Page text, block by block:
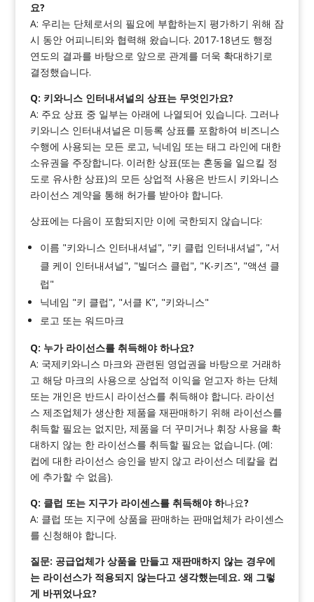
요?
A: 우리는 단체로서의 필요에 부합하는지 평가하기 위해 잠
시 동안 어피니티와 협력해 왔습니다. 2017-18년도 행정
연도의 결과를 바탕으로 앞으로 관계를 더욱 확대하기로
결정했습니다.
Q: 키와니스 인터내셔널의 상표는 무엇인가요?
A: 주요 상표 중 일부는 아래에 나열되어 있습니다. 그러나
키와니스 인터내셔널은 미등록 상표를 포함하여 비즈니스
수행에 사용되는 모든 로고, 닉네임 또는 태그 라인에 대한
소유권을 주장합니다. 이러한 상표(또는 혼동을 일으킬 정
도로 유사한 상표)의 모든 상업적 사용은 반드시 키와니스
라이선스 계약을 통해 허가를 받아야 합니다.
상표에는 다음이 포함되지만 이에 국한되지 않습니다:
이름 "키와니스 인터내셔널", "키 클럽 인터내셔널", "서
클 케이 인터내셔널", "빌더스 클럽", "K-키즈", "액션 클
럽"
닉네임 "키 클럽", "서클 K", "키와니스"
로고 또는 워드마크
Q: 누가 라이선스를 취득해야 하나요?
A: 국제키와니스 마크와 관련된 영업권을 바탕으로 거래하
고 해당 마크의 사용으로 상업적 이익을 얻고자 하는 단체
또는 개인은 반드시 라이선스를 취득해야 합니다. 라이선
스 제조업체가 생산한 제품을 재판매하기 위해 라이선스를
취득할 필요는 없지만, 제품을 더 꾸미거나 휘장 사용을 확
대하지 않는 한 라이선스를 취득할 필요는 없습니다. (예:
컵에 대한 라이선스 승인을 받지 않고 라이선스 데칼을 컵
에 추가할 수 없음).
Q: 클럽 또는 지구가 라이센스를 취득해야 하나요?
A: 클럽 또는 지구에 상품을 판매하는 판매업체가 라이센스
를 신청해야 합니다.
질문: 공급업체가 상품을 만들고 재판매하지 않는 경우에
는 라이선스가 적용되지 않는다고 생각했는데요. 왜 그렇
게 바뀌었나요?